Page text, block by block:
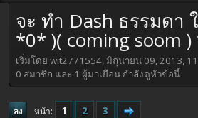
จะ ทำ Dash ธรรมดา
*0* )( coming soom
เริ่มโดย wit2771554, มิถุนายน 09, 2013,
0 สมาชิก และ 1 ผู้มาเยือน กำลังดูหัวข้อนี้
ลง หน้า 1 2 3